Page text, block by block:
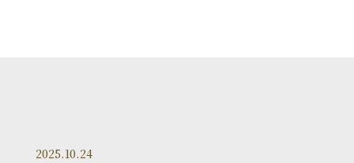
2025.10.24